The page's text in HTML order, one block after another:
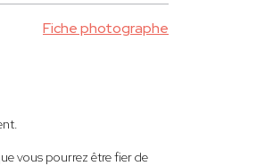
Fiche photographe
vous pourrez être fier de